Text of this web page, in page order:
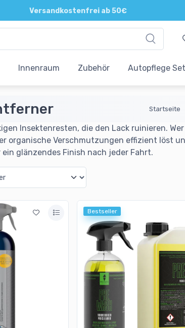
Direkte und persönliche Beratung
Innenraum Zubehör Autopflege
Startseite
Insektenresten, die den Lack ruinieren.
organische Verschmutzungen effizient löst
glänzendes Finish nach jeder Fahrt.
Bestseller